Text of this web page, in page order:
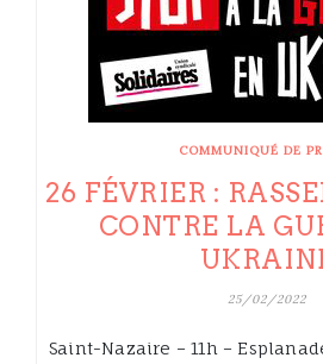
COMMUNIQUÉ DE
26 FÉVRIER :
CONTRE LA
25/02/2022
Saint-Nazaire – 11h –